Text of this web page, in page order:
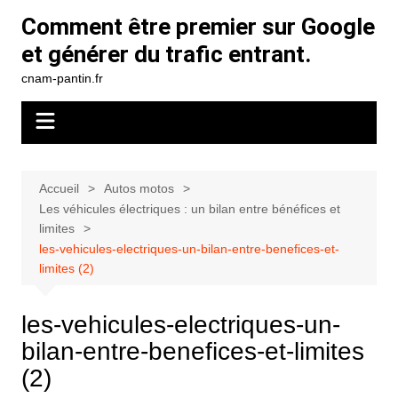
contenu
Comment être premier sur Google
et générer du trafic entrant.
cnam-pantin.fr
Accueil
Autos motos
Les véhicules électriques : un bilan entre bénéfices et
limites
les-vehicules-electriques-un-bilan-entre-benefices-et-
limites (2)
les-vehicules-electriques-un-
bilan-entre-benefices-et-limites
(2)